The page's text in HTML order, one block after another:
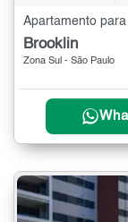
Apartamento
Brooklin
Zona Sul - São Paulo